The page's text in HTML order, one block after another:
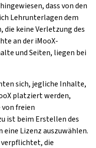
dass von den
Lehrunterlagen dem
keine Verletzung des
an der iMooX-
und Seiten, liegen bei
sich, jegliche Inhalte,
platziert werden,
freien
ist beim Erstellen des
eine Lizenz auszuwählen.
die